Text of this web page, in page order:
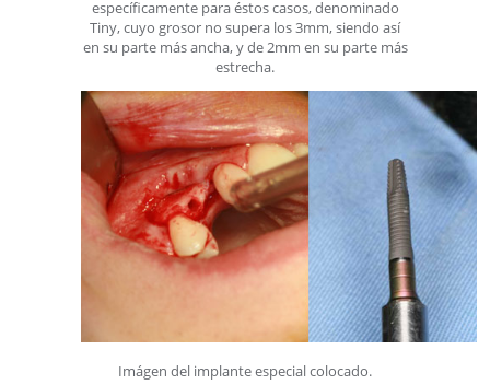
específicamente para éstos casos, denominado
Tiny, cuyo grosor no supera los 3mm, siendo así
en su parte más ancha, y de 2mm en su parte más
estrecha.
Imágen del implante especial colocado.